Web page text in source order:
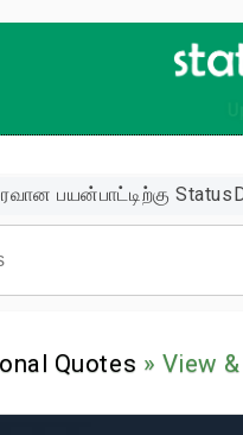
பயன்பாட்டிற்கு
Quotes » View